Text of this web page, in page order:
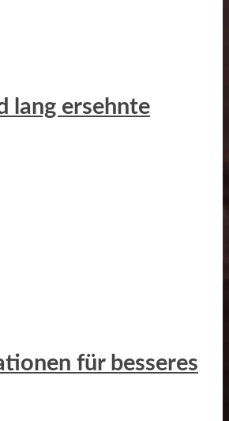
lang ersehnte
für besseres